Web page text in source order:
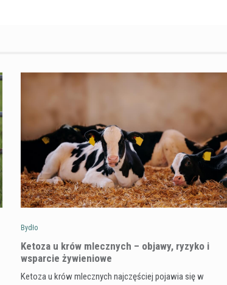
Bydło
Ketoza u krów mlecznych – objawy, ryzyko i
wsparcie żywieniowe
Ketoza u krów mlecznych najczęściej pojawia się w